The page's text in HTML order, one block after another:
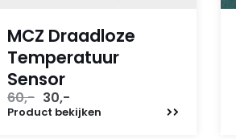
MCZ Draadloze
Temperatuur
Sensor
60,- Oorspronkelijke
prijs
30,-
prijs
Product bekijken